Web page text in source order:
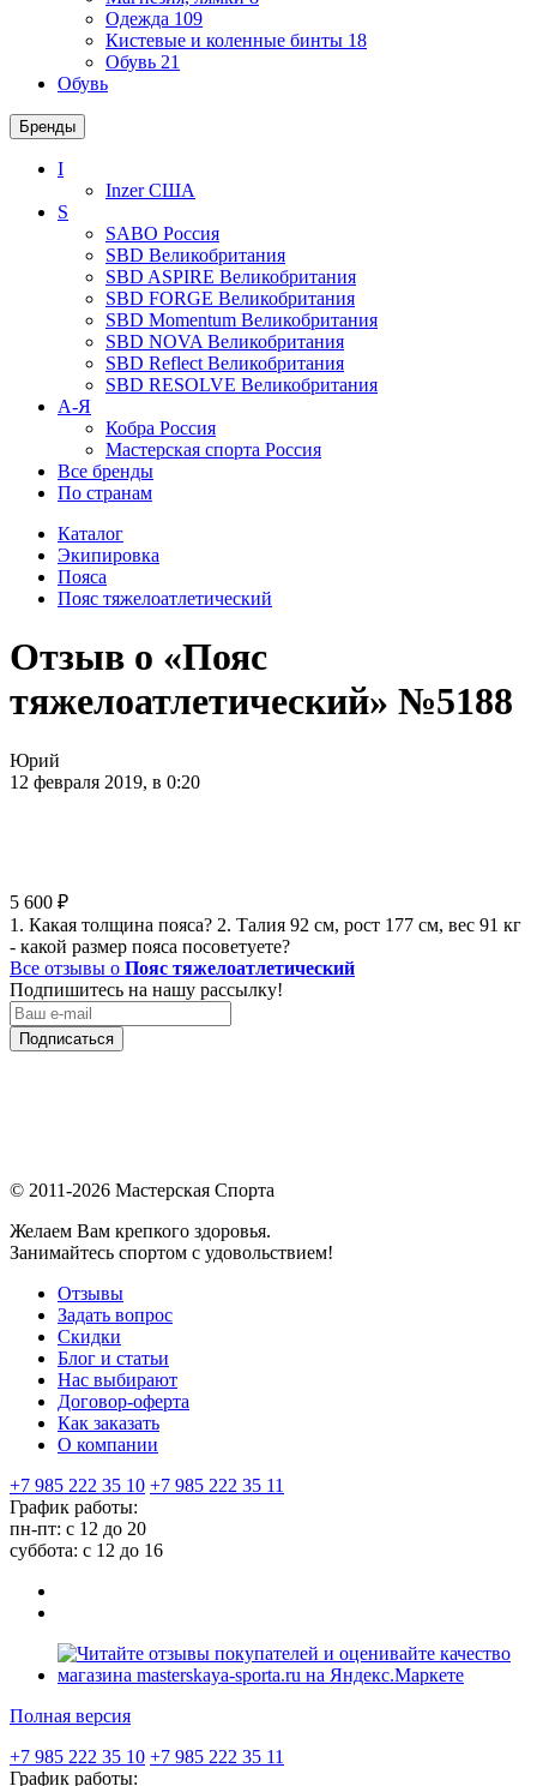
Одежда 109
Кистевые и коленные бинты 18
Обувь 21
Обувь
Бренды
I
InzerСША
S
SABO Россия
SBD Великобритания
SBD ASPIRE Великобритания
SBD FORGE Великобритания
SBD Momentum Великобритания
SBD NOVA Великобритания
SBD Reflect Великобритания
SBD RESOLVE Великобритания
А-Я
Кобра Россия
Мастерская спорта Россия
Все бренды
По странам
Каталог
Экипировка
Пояса
Пояс тяжелоатлетический
Отзыв о «Пояс
тяжелоатлетический» №5188
Юрий
12 февраля 2019, в 0:20
5 600 ₽
1. Какая толщина пояса? 2. Талия 92 см, рост 177 см, вес 91 кг
- какой размер пояса посоветуете?
Все отзывы о Пояс тяжелоатлетический
Подпишитесь на нашу рассылку!
Подписаться
© 2011-2026 Мастерская Спорта
Желаем Вам крепкого здоровья.
Занимайтесь спортом с удовольствием!
Отзывы
Задать вопрос
Скидки
Блог и статьи
Нас выбирают
Договор-оферта
Как заказать
О компании
+7 985 222 35 10 +7 985 222 35 11
График работы:
пн-пт: с 12 до 20
суббота: c 12 до 16
Полная версия
+7 985 222 35 10 +7 985 222 35 11
График работы: